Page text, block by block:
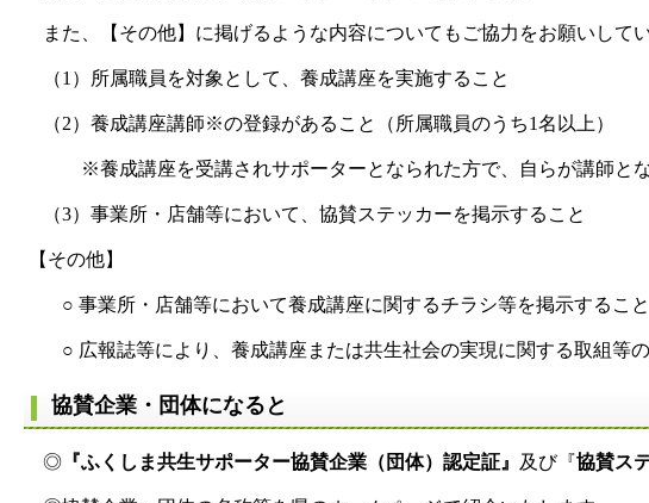
また、【その他】に掲げるような内容についてもご協力をお願いしてい
（1）所属職員を対象として、養成講座を実施すること
（2）養成講座講師※の登録があること（所属職員のうち1名以上）
※養成講座を受講されサポーターとなられた方で、自らが講師とな
（3）事業所・店舗等において、協賛ステッカーを掲示すること
【その他】
○ 事業所・店舗等において養成講座に関するチラシ等を掲示すること
○ 広報誌等により、養成講座または共生社会の実現に関する取組
協賛企業・団体になると
◎ 『ふくしま共生サポーター協賛企業（団体）認定証』 及び『協賛ス